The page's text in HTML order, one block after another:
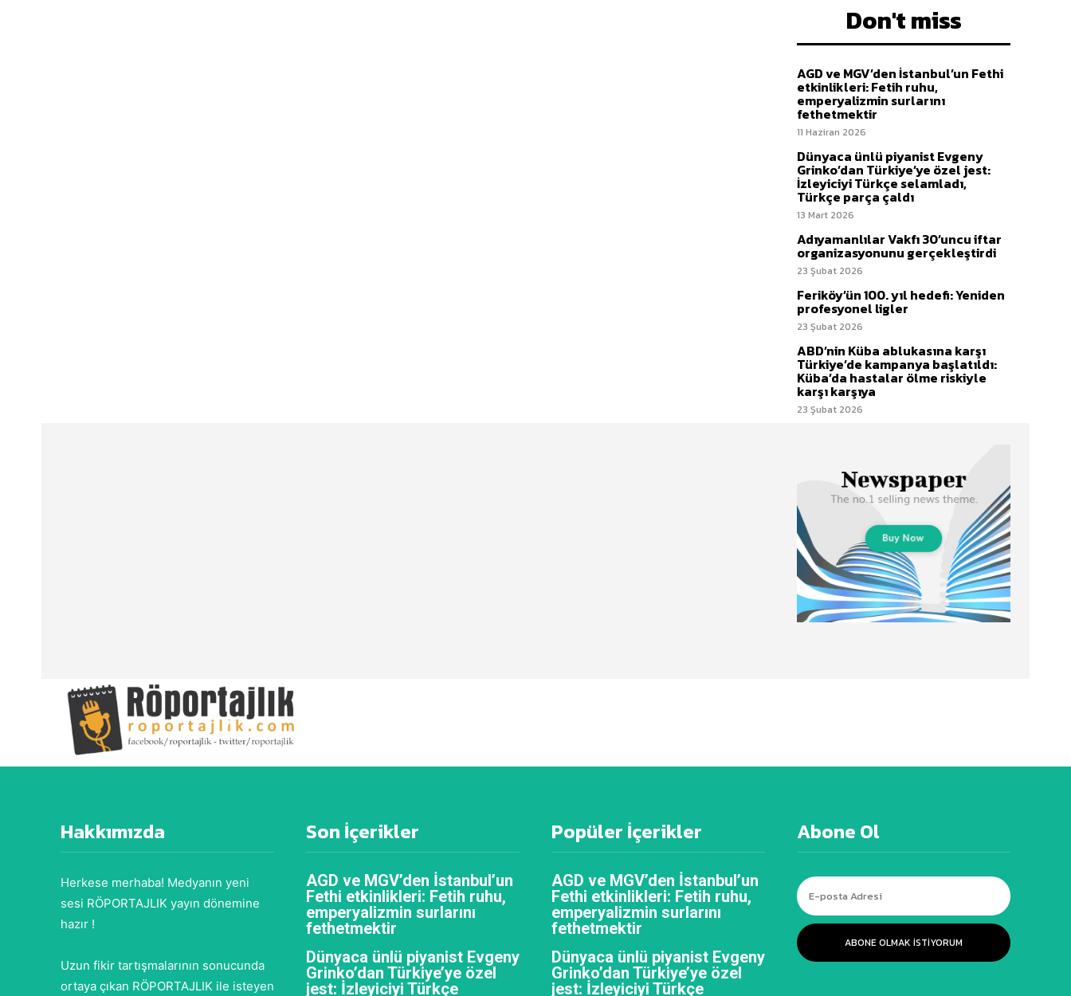
Don't miss
AGD ve MGV’den İstanbul’un Fethi
etkinlikleri: Fetih ruhu,
emperyalizmin surlarını
fethetmektir
11 Haziran 2026
Dünyaca ünlü piyanist Evgeny
Grinko’dan Türkiye’ye özel jest:
İzleyiciyi Türkçe selamladı,
Türkçe parça çaldı
13 Mart 2026
Adıyamanlılar Vakfı 30’uncu iftar
organizasyonunu gerçekleştirdi
23 Şubat 2026
Feriköy’ün 100. yıl hedefi: Yeniden
profesyonel ligler
23 Şubat 2026
ABD’nin Küba ablukasına karşı
Türkiye’de kampanya başlatıldı:
Küba’da hastalar ölme riskiyle
karşı karşıya
23 Şubat 2026
Hakkımızda
Herkese merhaba! Medyanın yeni
sesi RÖPORTAJLIK yayın dönemine
hazır !
Uzun fikir tartışmalarının sonucunda
ortaya çıkan RÖPORTAJLIK ile isteyen
Son İçerikler
AGD ve MGV’den İstanbul’un
Fethi etkinlikleri: Fetih ruhu,
emperyalizmin surlarını
fethetmektir
Dünyaca ünlü piyanist Evgeny
Grinko’dan Türkiye’ye özel
jest: İzleyiciyi Türkçe
Popüler İçerikler
AGD ve MGV’den İstanbul’un
Fethi etkinlikleri: Fetih ruhu,
emperyalizmin surlarını
fethetmektir
Dünyaca ünlü piyanist Evgeny
Grinko’dan Türkiye’ye özel
jest: İzleyiciyi Türkçe
Abone Ol
ABONE OLMAK ISTIYORUM